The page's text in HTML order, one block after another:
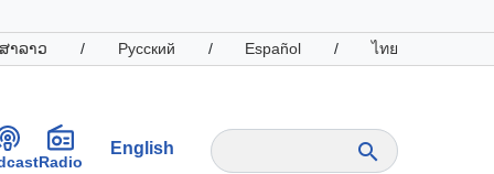
າລາວ / Русский / Español / ไทย
Radio
English